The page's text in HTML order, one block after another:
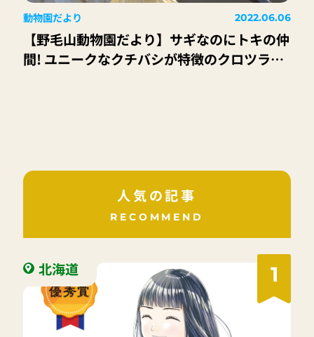
動物園だより 2022.06.06
【野毛山動物園だより】サギなのにトキの仲
間! ユニークなクチバシが特徴のクロツラヘ
人気の記事
RECOMMEND
1
北海道